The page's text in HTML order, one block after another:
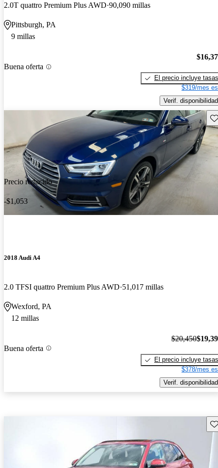
2.0T quattro Premium Plus AWD 90,090 millas
Pittsburgh, PA
9 millas
Buena oferta
El precio incluye tasas
$319/mes
Verif. disponibilidad
Precio reducido
-$1,053
2018 Audi A4
2.0 TFSI quattro Premium Plus AWD 51,017 millas
Wexford, PA
12 millas
Buena oferta
$20,450
El precio incluye tasas
$378/mes
Verif. disponibilidad